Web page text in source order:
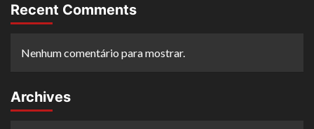
Recent Comments
Nenhum comentário para mostrar.
Archives